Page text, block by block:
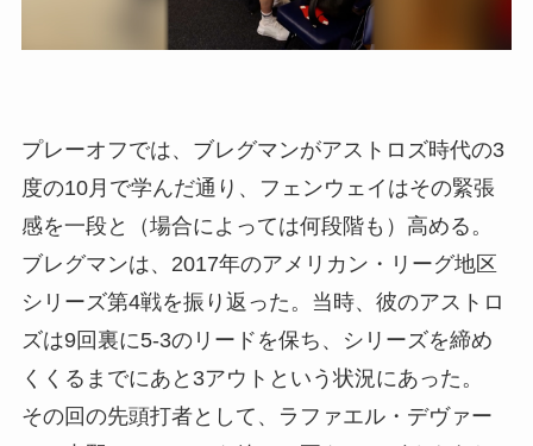
プレーオフでは、ブレグマンがアストロズ時代の3
度の10月で学んだ通り、フェンウェイはその緊張
感を一段と（場合によっては何段階も）高める。
ブレグマンは、2017年のアメリカン・リーグ地区
シリーズ第4戦を振り返った。当時、彼のアストロ
ズは9回裏に5-3のリードを保ち、シリーズを締め
くくるまでにあと3アウトという状況にあった。
その回の先頭打者として、ラファエル・デヴァー